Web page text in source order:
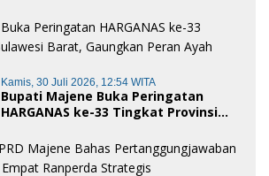
Kamis, 30 Juli 2026, 12:54 WITA
Bupati Majene Buka Peringatan
HARGANAS ke-33 Tingkat Provinsi
Ayah dalam Keluarga